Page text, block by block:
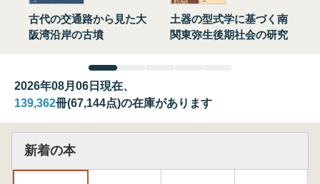
古代の交通路から見た大
阪湾沿岸の古墳
土器の型式学に基づく南
関東弥生後期社会の研究
2026年08月06日現在、
139,362冊(67,144点)の在庫があります
新着の本